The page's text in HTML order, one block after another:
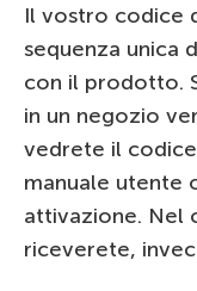
Il vostro codice
sequenza unica
con il prodotto.
in un negozio
vedrete il
manuale utente
attivazione. Nel
riceverete,